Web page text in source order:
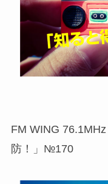
FM WING
防！」№170